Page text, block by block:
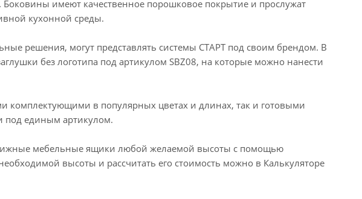
имеют качественное порошковое покрытие и прослужат
кухонной среды.
решения, могут представлять системы СТАРТ под своим брендом. В
без логотипа под артикулом SBZ08, на которые можно нанести
комплектующими в популярных цветах и длинах, так и готовыми
под единым артикулом.
мебельные ящики любой желаемой высоты с помощью
высоты и рассчитать его стоимость можно в Калькуляторе